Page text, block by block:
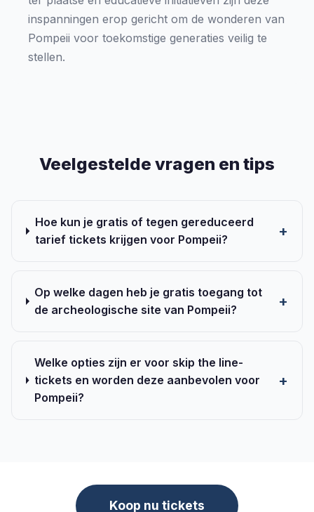
inspanningen erop gericht om de wonderen van
Pompeii voor toekomstige generaties veilig te
stellen.
Veelgestelde vragen en tips
Hoe kun je gratis of tegen gereduceerd
tarief tickets krijgen voor Pompeii?
Op welke dagen heb je gratis toegang tot
de archeologische site van Pompeii?
Welke opties zijn er voor skip the line-
tickets en worden deze aanbevolen voor
Pompeii?
Koop nu tickets